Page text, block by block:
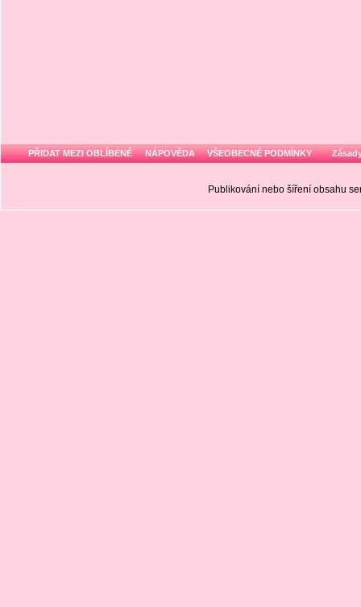
PŘIDAT MEZI OBLÍBENÉ NÁPOVĚDA VŠEOBECNÉ PODMÍNKY
Publikování nebo šíření obsahu